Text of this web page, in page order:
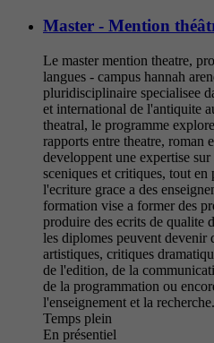
Master - Mention
Le master mention theatre,
langues - campus hannah
pluridisciplinaire specialisee
et international de l'antiquite
theatral, le programme
rapports entre theatre, roman
developpent une expertise
sceniques et critiques, tout
l'ecriture grace a des
formation vise a former des
produire des ecrits de qualite
les diplomes peuvent devenir
artistiques, critiques
de l'edition, de la
de la programmation ou
l'enseignement et la recherche.
Temps plein
En présentiel